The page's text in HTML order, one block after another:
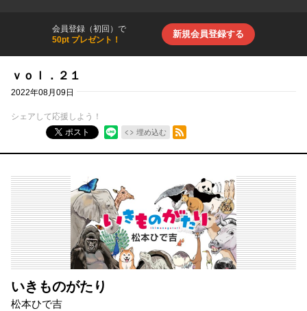
会員登録（初回）で
50pt プレゼント！
新規会員登録する
ｖｏｌ．２１
2022年08月09日
シェアして応援しよう！
ポスト
埋め込む
RSSフィード
いきものがたり
松本ひで吉